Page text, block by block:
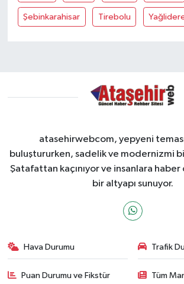
Şebinkarahisar Tirebolu
atasehirwebcom, yepyeni
buluştururken, sadelik ve modernizmi
Şatafattan kaçınıyor ve insanlara
bir altyapı sunuyor.
Hava Durumu Trafik
Puan Durumu ve Fikstür Tüm